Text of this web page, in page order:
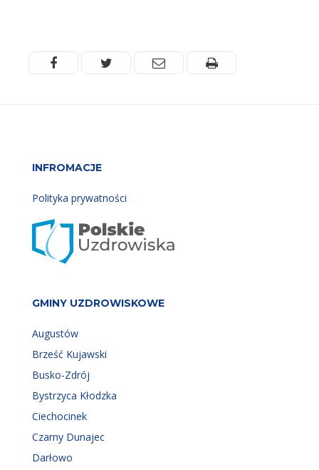
FacebookTwitter Email Drukuj
INFROMACJE
Polityka prywatności
GMINY UZDROWISKOWE
Augustów
Brześć Kujawski
Busko-Zdrój
Bystrzyca Kłodzka
Ciechocinek
Czarny Dunajec
Darłowo